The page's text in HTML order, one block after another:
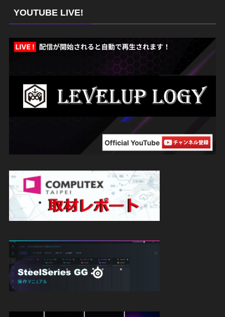
YOUTUBE LIVE!